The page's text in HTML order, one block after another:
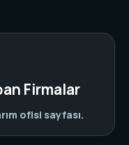
Firmalar
ofisi sayfası.